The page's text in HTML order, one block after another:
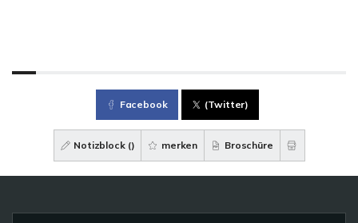
Facebook (Twitter)
Notizblock () merken Broschüre